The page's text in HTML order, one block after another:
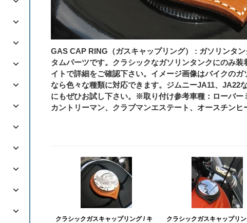
GAS CAP RING（ガスキャップリング） : ガソリンタ
タムパーツです。クラシックなガソリンタンクにのみ
イトで詳細をご確認下さい。イメージ画像はバイクの
なら色々な種類に対応できます。ジムニーJA11、JA22
にもぜひお試し下さい。※取り付け参考車種：ローバ
カントリーマン、クラブマンエステート、オースチンヒ
クラシックガスキャップリング / キ
クラシックガスキャップリ